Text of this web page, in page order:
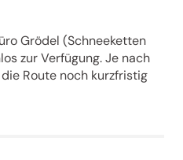
Grödel (Schneeketten
zur Verfügung. Je nach
Route noch kurzfristig